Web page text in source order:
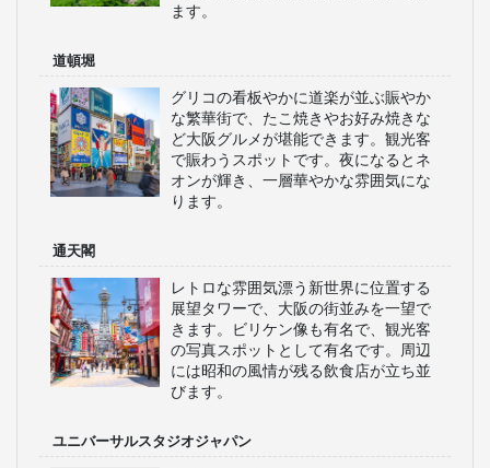
ます。
道頓堀
グリコの看板やかに道楽が並ぶ賑やか
な繁華街で、たこ焼きやお好み焼きな
ど大阪グルメが堪能できます。観光客
で賑わうスポットです。夜になるとネ
オンが輝き、一層華やかな雰囲気にな
ります。
通天閣
レトロな雰囲気漂う新世界に位置する
展望タワーで、大阪の街並みを一望で
きます。ビリケン像も有名で、観光客
の写真スポットとして有名です。周辺
には昭和の風情が残る飲食店が立ち並
びます。
ユニバーサルスタジオジャパン